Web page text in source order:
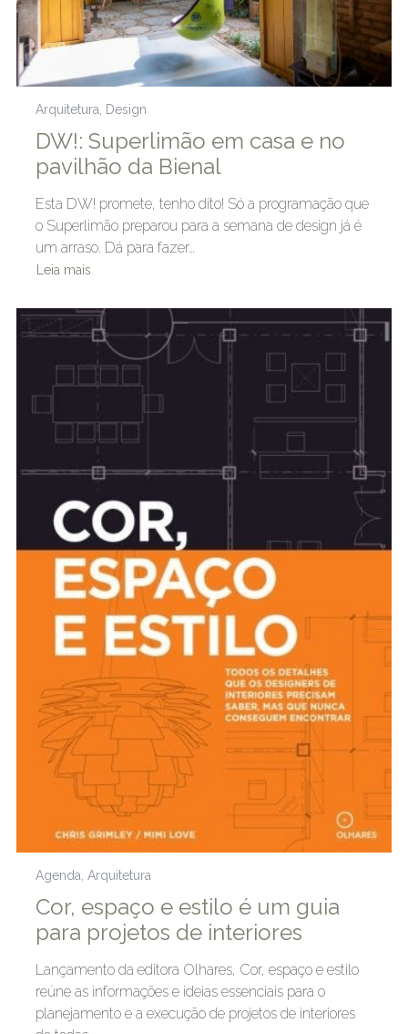
Arquitetura Design
DW!: Superlimão em casa e no
pavilhão da Bienal
Esta DW! promete, tenho dito! Só a programação que
o Superlimão preparou para a semana de design já é
um arraso. Dá para fazer…
Leia mais
Agenda Arquitetura
Cor, espaço e estilo é um guia
para projetos de interiores
Lançamento da editora Olhares, Cor, espaço e estilo
reúne as informações e ideias essenciais para o
planejamento e a execução de projetos de interiores